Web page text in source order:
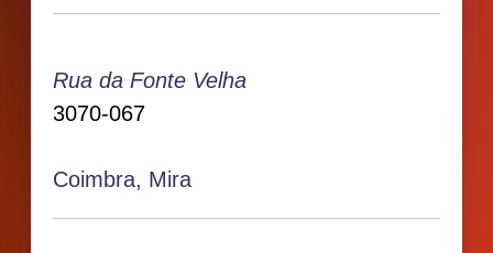
Rua da Fonte Velha
3070-067
Coimbra, Mira